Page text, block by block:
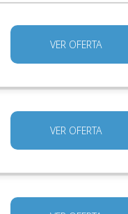
VER OFERTA
VER OFERTA